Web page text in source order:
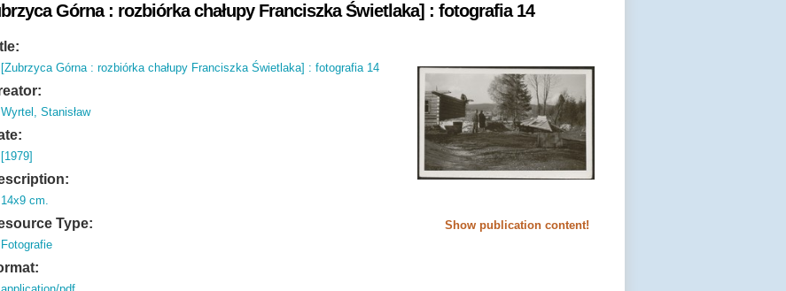
Górna : rozbiórka chałupy Franciszka Świetlaka] : fotografia 14
Show publication content!
[Zubrzyca Górna : rozbiórka chałupy Franciszka Świetlaka] : fotografia 14
Wyrtel, Stanisław
[1979]
14x9 cm.
Type:
Fotografie